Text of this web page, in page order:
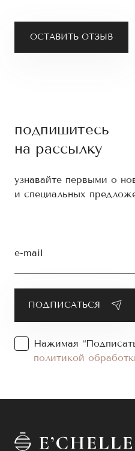
ОСТАВИТЬ ОТЗЫВ
подпишитесь
на рассылку
узнавайте первыми о
и специальных
e-mail
Нажимая
политикой